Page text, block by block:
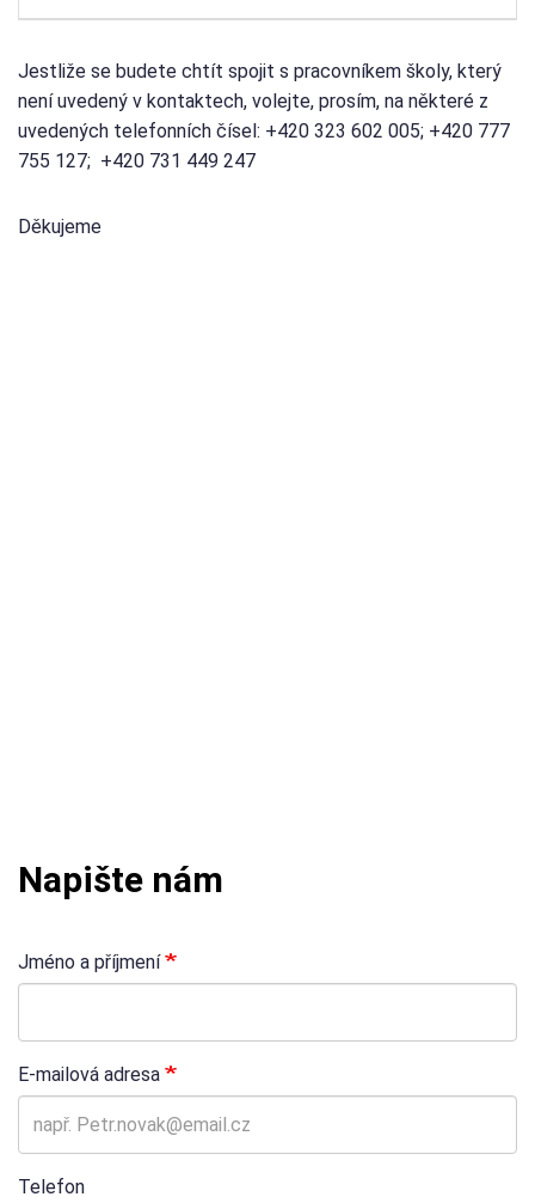
Jestliže se budete chtít spojit s pracovníkem školy, který
není uvedený v kontaktech, volejte, prosím, na některé z
uvedených telefonních čísel: +420 323 602 005; +420 777
755 127; +420 731 449 247
Děkujeme
Napište nám
Jméno a příjmení
E-mailová adresa
Telefon